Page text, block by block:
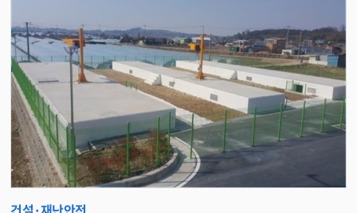
며 침대 등 특정 제품에 대해 라돈 방출이 의심되는 경우에는 생활방사선안전
센터홈페이지 또는 콜센터로 라돈 측정 서비스를 신청할 수 있다. 강신영 환경
과장은 “실내에서 라돈을 제거하는 확실하고 손쉬운 방법은 잦은 환기다”며
“간이측정기 대여서비스가 군민 불안감을 해소하는데 도움이 되길 바란다”고
말했다. 한편, 라돈은 폐암의 원인 중 하나로, 우라늄과 토륨의 방사성 붕괴시
생성되며 토양이나 콘크리트, 석고보드, 석면슬레이트 등 건축자재 중에 존재
하는 것으로 알려져 있다. <담당부서 환경과 290-2683>